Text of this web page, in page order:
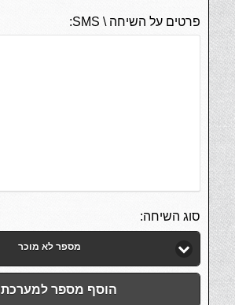
פרטים על השיחה \ SMS:
סוג השיחה:
מספר לא מוכר
הוסף מספר למערכת